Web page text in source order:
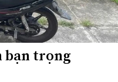
bạn trọng